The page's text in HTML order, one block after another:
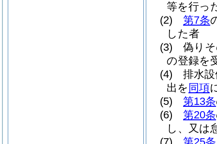
等を行っ
(2)
第7条
した者
(3)
偽り
の登録を
(4)
排水
出を 同項
(5)
第13条
(6)
第20条
し、又は